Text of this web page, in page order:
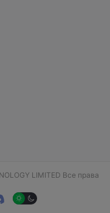
LIMITED Все права